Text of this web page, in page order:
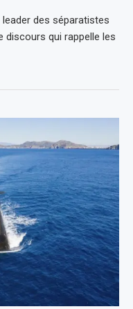
des séparatistes
discours qui rappelle les